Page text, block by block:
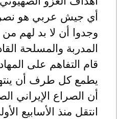
أي جيش عربي هو نصر
وجدوا أن لا بد لهم من
المدربة والمسلحة
قام التفاهم على
يطمع كل طرف أن
أن الصراع الإيراني
انتقل منذ الأسابيع